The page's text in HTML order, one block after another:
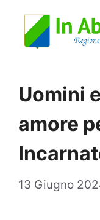
Uomini
amore
13 Giugno